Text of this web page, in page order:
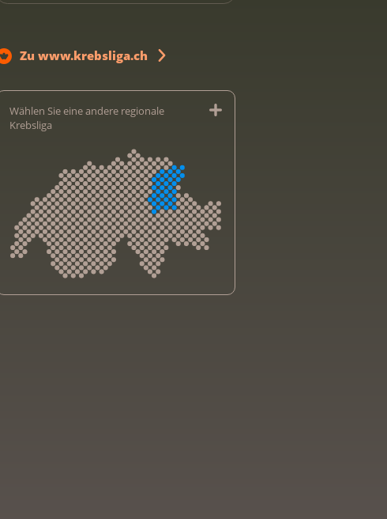
Zu www.krebsliga.ch
Wählen Sie eine andere regionale
Krebsliga